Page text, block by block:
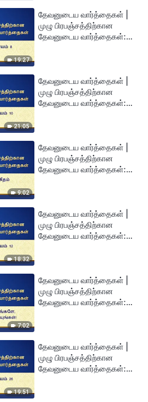
19:27
தேவனுடைய வார்த்தைகள் |
முழு பிரபஞ்சத்திற்கான
தேவனுடைய வார்த்தைகள்:
21:05
தேவனுடைய வார்த்தைகள் |
முழு பிரபஞ்சத்திற்கான
தேவனுடைய வார்த்தைகள்:
9:02
தேவனுடைய வார்த்தைகள் |
முழு பிரபஞ்சத்திற்கான
தேவனுடைய வார்த்தைகள்:
18:32
தேவனுடைய வார்த்தைகள் |
முழு பிரபஞ்சத்திற்கான
தேவனுடைய வார்த்தைகள்:
7:02
தேவனுடைய வார்த்தைகள் |
முழு பிரபஞ்சத்திற்கான
தேவனுடைய வார்த்தைகள்:
19:51
தேவனுடைய வார்த்தைகள் |
முழு பிரபஞ்சத்திற்கான
தேவனுடைய வார்த்தைகள்: